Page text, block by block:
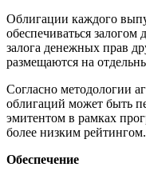
Облигации каждого
обеспечиваться
залога денежных прав
размещаются на
Согласно методологии
облигаций может быть
эмитентом в рамках
более низким рейтингом.
Обеспечение